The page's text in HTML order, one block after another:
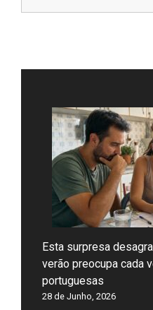
Esta surpresa
verão preocupa cada
portuguesas
28 de Junho, 2026